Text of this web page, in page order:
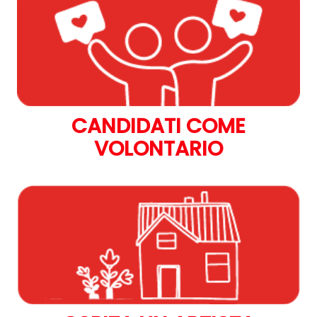
CANDIDATI COME
VOLONTARIO